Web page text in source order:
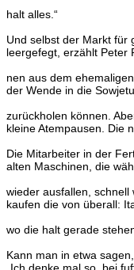
halt alles.“
Und selbst der Markt für
leergefegt, erzählt Peter
nen aus dem
der Wende in die
zurückholen können.
kleine Atempausen. Die
Die Mitarbeiter in der
alten Maschinen, die
wieder ausfallen, schnell
kaufen die von überall:
wo die halt gerade
Kann man in etwa